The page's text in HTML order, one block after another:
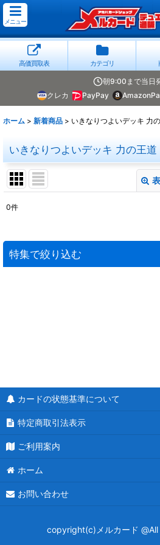
メニュー
高価買取表 カテゴリ
朝9:00まで当日
クレカ
PayPay
ホーム > 新着商品 > いきなりつよいデッキ 力
いきなりつよいデッキ 力の王
並び順 :
0件
特集で絞り込む
逆札篇 第2弾 燃えろ禁断！逆転のドギ
DM26-EX1 ますますつよいパック 25の
邪神爆発デュエナマイトパック
カードの状態基準について
特定商取引法表示
ご利用案内
ホーム
お問い合わせ
copyright(c)メルカード